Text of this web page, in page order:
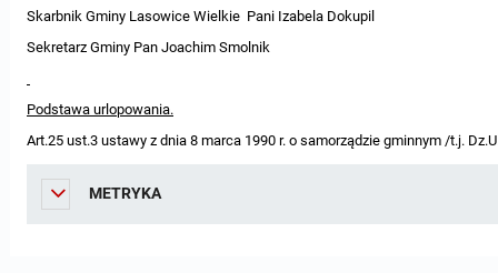
Skarbnik Gminy Lasowice Wielkie Pani Izabela Dokupil
Sekretarz Gminy Pan Joachim Smolnik
Podstawa urlopowania.
Art.25 ust.3 ustawy z dnia 8 marca 1990 r. o samorządzie gminnym /t.j.
METRYKA